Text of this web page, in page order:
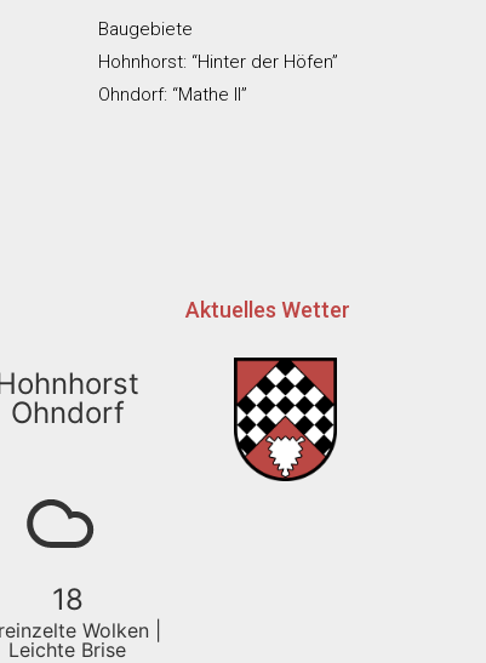
Baugebiete
Hohnhorst: “Hinter der Höfen”
Ohndorf: “Mathe II”
Aktuelles Wetter
Ohndorf
18
Wolken |
Leichte Brise